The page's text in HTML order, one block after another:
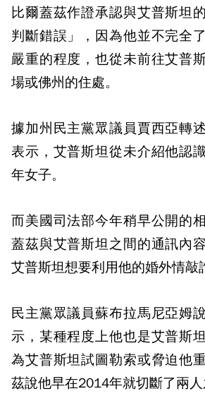
比爾蓋茲作證承認與艾普斯坦
判斷錯誤」，因為他並不完全
嚴重的程度，也從未前往艾普
場或佛州的住處。
據加州民主黨眾議員賈西亞轉
表示，艾普斯坦從未介紹他認
年女子。
而美國司法部今年稍早公開的
蓋茲與艾普斯坦之間的通訊內
艾普斯坦想要利用他的婚外情敲
民主黨眾議員蘇布拉馬尼亞姆
示，某種程度上他也是艾普斯
為艾普斯坦試圖勒索或脅迫他
茲說他早在2014年就切斷了兩人